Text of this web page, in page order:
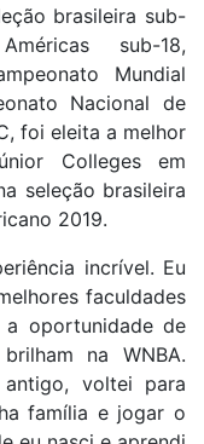
brasileira sub-
sub-18,
Mundial
Nacional de
foi eleita a melhor
Colleges em
seleção brasileira
2019.
incrível. Eu
faculdades
oportunidade de
na WNBA.
voltei para
família e jogar o